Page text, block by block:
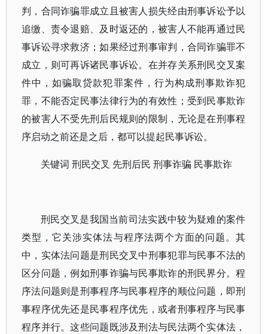
判，合同诈骗罪成立且被害人损失经由刑事诉讼予以
追缴、责令退赔、及时返还的，被害人不能再通过民
事诉讼寻求救济；如果经过刑事审判，合同诈骗罪不
成立，则可再诉诸民事诉讼。在并存关系刑民交叉案
件中，如骗取贷款犯罪案件，行为构成刑事欺诈犯
罪，不能否定民事法律行为的有效性；受到民事欺诈
的被害人不受先刑后民规则的限制，无论是在刑事程
序启动之前还是之后，都可以提起民事诉讼。
关键词 刑民交叉 先刑后民 刑事诈骗 民事欺诈
刑民交叉是我国当前司法实践中较为疑难的案件
类型，它关涉实体法与程序法两个方面的问题。其
中，实体法问题是刑民交叉中刑事犯罪与民事不法的
区分问题，例如刑事诈骗与民事欺诈的刑民界分。程
序法问题则是刑事程序与民事程序的顺位问题，即刑
事程序优先还是民事程序优先，或者刑事程序与民事
程序并行。这些问题既涉及刑法与民法两个实体法，